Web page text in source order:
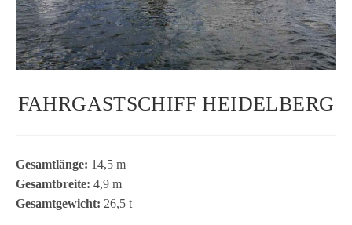
FAHRGASTSCHIFF HEIDELBERG
Gesamt­länge: 14,5 m
Gesamt­breite: 4,9 m
Gesamt­ge­wicht: 26,5 t